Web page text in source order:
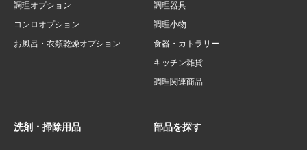
調理オプション
コンロオプション
お風呂・衣類乾燥オプション
調理器具
調理小物
食器・カトラリー
キッチン雑貨
調理関連商品
洗剤・掃除用品 部品を探す